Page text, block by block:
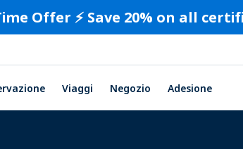
Offer ⚡️ Save 20% on all
Viaggi Negozio Adesione